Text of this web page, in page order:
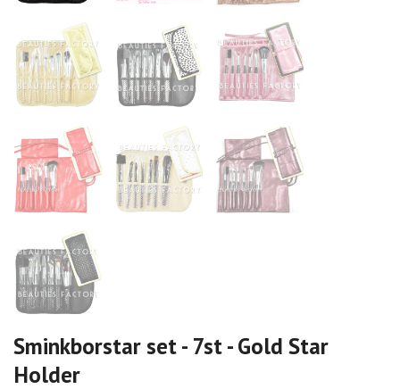
Sminkborstar set - 7st - Gold Star
Holder